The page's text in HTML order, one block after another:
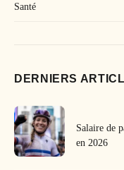
Santé
DERNIERS
Salaire de
en 2026